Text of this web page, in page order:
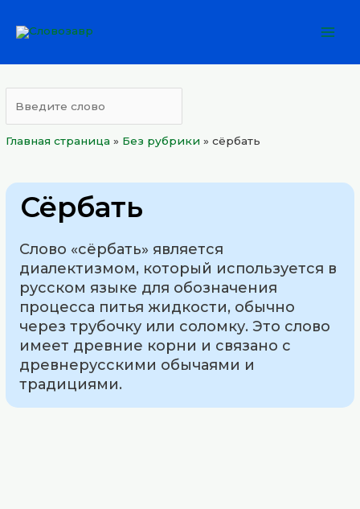
Главная страница » Без рубрики »сёрбать
Сёрбать
Слово «сёрбать» является
диалектизмом, который используется в
русском языке для обозначения
процесса питья жидкости, обычно
через трубочку или соломку. Это слово
имеет древние корни и связано с
древнерусскими обычаями и
традициями.